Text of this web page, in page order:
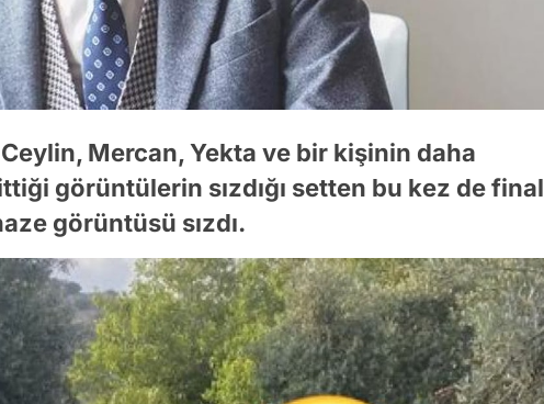
Mercan, Yekta ve bir kişinin daha
görüntülerin sızdığı setten bu kez de final
görüntüsü sızdı.